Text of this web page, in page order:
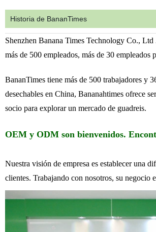
Historia de BananTimes
Shenzhen Banana Times Technology Co.,
más de 500 empleados, más de 30 empleados
BananTimes tiene más de 500 trabajadores y
desechables en China, Bananahtimes ofrece
socio para explorar un mercado de guadreis.
OEM y ODM son bienvenidos.
Nuestra visión de empresa es establecer una
clientes. Trabajando con nosotros, su negocio